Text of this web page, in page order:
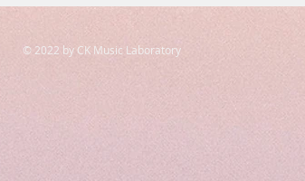
© 2022 by CK Music Laboratory